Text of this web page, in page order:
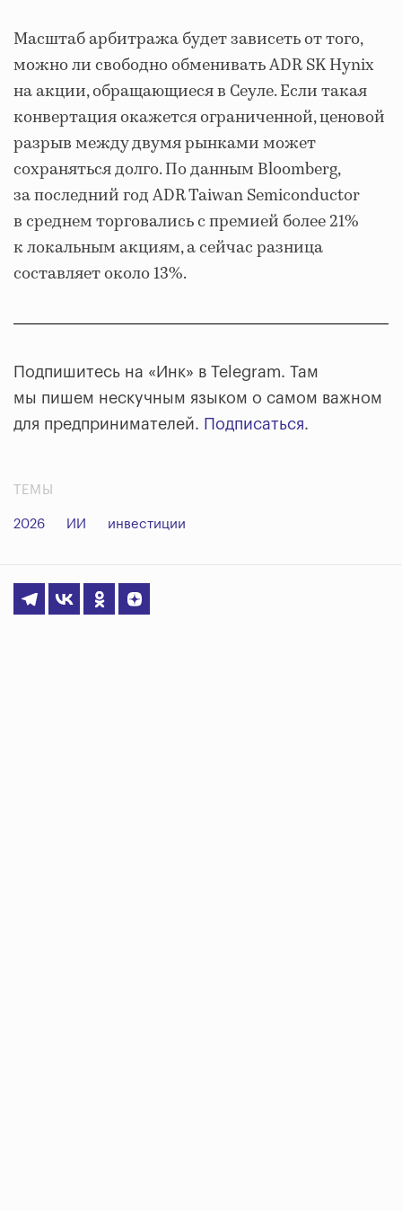
Масштаб арбитража будет зависеть от того,
можно ли свободно обменивать ADR SK Hynix
на акции, обращающиеся в Сеуле. Если такая
конвертация окажется ограниченной, ценовой
разрыв между двумя рынками может
сохраняться долго. По данным Bloomberg,
за последний год ADR Taiwan Semiconductor
в среднем торговались с премией более 21%
к локальным акциям, а сейчас разница
составляет около 13%.
Подпишитесь на «Инк» в Telegram. Там
мы пишем нескучным языком о самом важном
для предпринимателей. Подписаться.
ТЕМЫ
2026 ИИ инвестиции